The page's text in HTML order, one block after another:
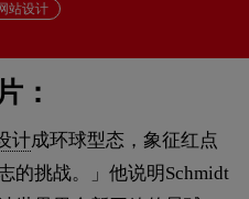
站设计
：
计成环球型态，象征红点
的挑战。」他说明Schmidt